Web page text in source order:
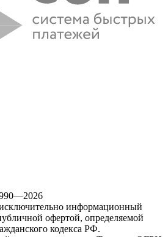
информационный
офертой, определяемой
кодекса РФ.